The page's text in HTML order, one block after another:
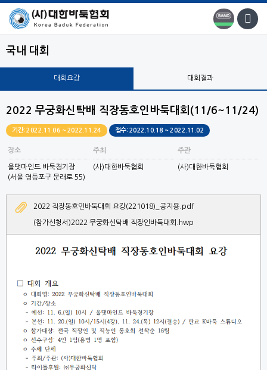
국내 대회
대회요강 대회결과
2022 무궁화신탁배 직장동호인바둑대회(11/6~11/24)
기간: 2022.11.06 ~ 2022.11.24 접수: 2022.10.18 ~ 2022.11.02
장소
올댓마인드 바둑경기장
(서울 영등포구 문래로 55)
주최
(사)대한바둑협회
주관
(사)대한바둑협회
2022 직장동호인바둑대회 요강(221018)_공지용.pdf
(참가신청서)2022 무궁화신탁배 직장인바둑대회.hwp